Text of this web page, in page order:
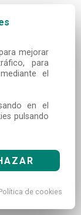
mejorar
para
el
en el
pulsando
de cookies